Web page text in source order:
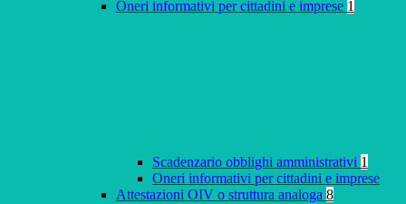
Oneri informativi per cittadini e imprese 1
Scadenzario obblighi amministrativi 1
Oneri informativi per cittadini e imprese
Attestazioni OIV o struttura analoga 8